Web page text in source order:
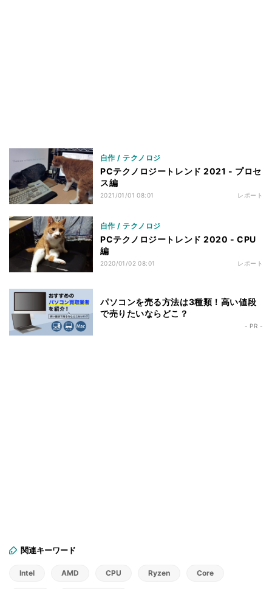
自作 / テクノロジ
PCテクノロジートレンド 2021 - プロセ
ス編
2021/01/01 08:01 レポート
自作 / テクノロジ
PCテクノロジートレンド 2020 - CPU
編
2020/01/02 08:01 レポート
パソコンを売る方法は3種類！高い値段
で売りたいならどこ？
- PR -
関連キーワード
Intel AMD CPU Ryzen Core